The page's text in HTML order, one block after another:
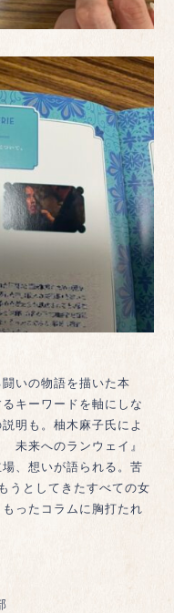
いの物語を描いた本
キーワードを軸にしな
明も。柚木麻子氏によ
未来へのランウェイ』
、想いが語られる。苦
うとしてきたすべての女
ったコラムに胸打たれ